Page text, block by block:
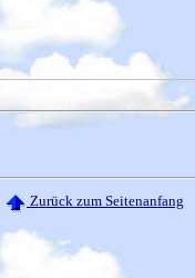
Zurück zum Seitenanfang